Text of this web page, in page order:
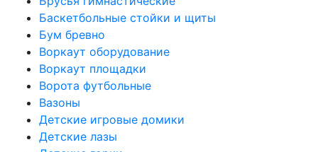
Баскетбольные стойки и щиты
Бум бревно
Воркаут оборудование
Воркаут площадки
Ворота футбольные
Вазоны
Детские игровые домики
Детские лазы